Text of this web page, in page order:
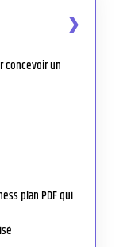
concevoir un
plan PDF qui